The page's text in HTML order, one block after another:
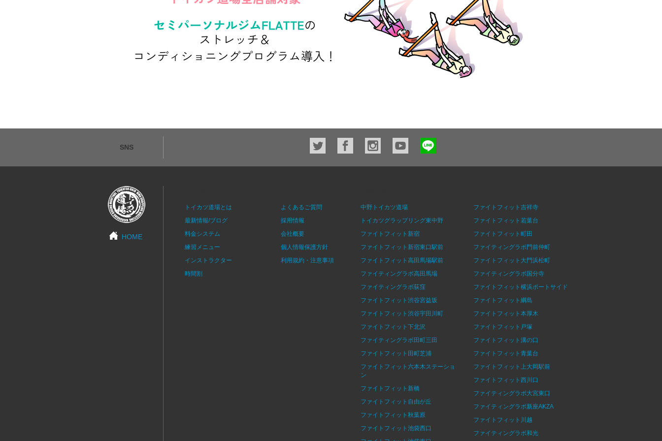
SNS
HOME
トイカツ道場とは
最新情報/ブログ
料金システム
練習メニュー
インストラクター
時間割
よくあるご質問
採用情報
会社概要
個人情報保護方針
利用規約・注意事項
中野トイカツ道場
トイカツグラップリング東中野
ファイトフィット新宿
ファイトフィット新宿東口駅前
ファイトフィット高田馬場駅前
ファイティングラボ高田馬場
ファイティングラボ荻窪
ファイトフィット渋谷宮益坂
ファイトフィット渋谷宇田川町
ファイトフィット下北沢
ファイティングラボ田町三田
ファイトフィット田町芝浦
ファイトフィット六本木ステーショ
ン
ファイトフィット新橋
ファイトフィット自由が丘
ファイトフィット秋葉原
ファイトフィット池袋西口
ファイトフィット吉祥寺
ファイトフィット若葉台
ファイトフィット町田
ファイティングラボ門前仲町
ファイトフィット大門浜松町
ファイティングラボ国分寺
ファイトフィット横浜ポートサイド
ファイトフィット綱島
ファイトフィット本厚木
ファイトフィット戸塚
ファイトフィット溝の口
ファイトフィット青葉台
ファイトフィット上大岡駅前
ファイトフィット西川口
ファイティングラボ大宮東口
ファイティングラボ新座AKZA
ファイトフィット川越
ファイティングラボ和光